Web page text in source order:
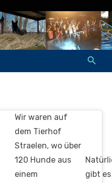
Wir waren auf
dem Tierhof
Straelen, wo über
120 Hunde aus
einem
gibt